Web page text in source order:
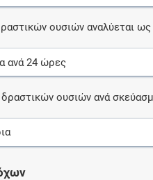
ουσιών αναλύεται ως
ανά24 ώρες
ουσιών ανά